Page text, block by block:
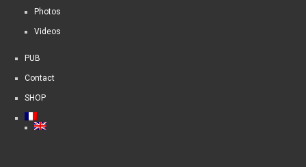
Photos
Videos
PUB
Contact
SHOP